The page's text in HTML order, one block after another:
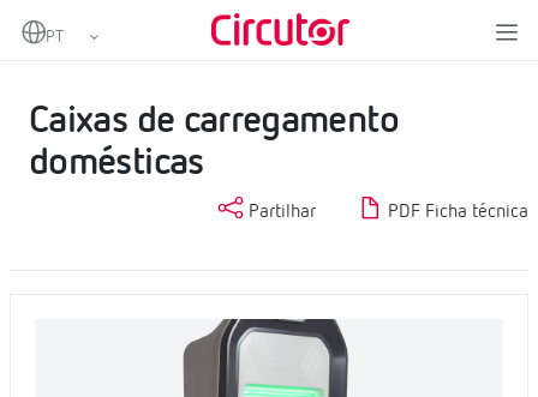
Home
Carregadores para veículos elétricos
Caixas de carregamento
domésticas
Partilhar PDF Ficha técnica